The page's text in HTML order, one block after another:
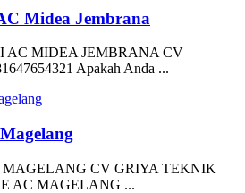
Midea Jembrana
AC MIDEA JEMBRANA CV
Apakah Anda ...
CV GRIYA TEKNIK
AC MAGELANG ...